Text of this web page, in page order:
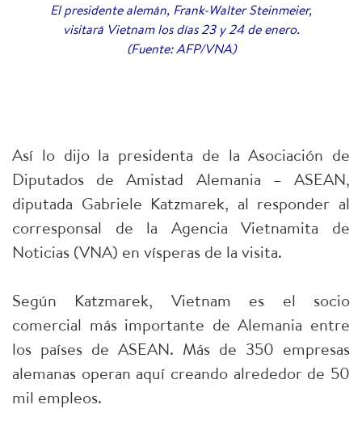
El presidente alemán, Frank-Walter Steinmeier,
visitará Vietnam los días 23 y 24 de enero.
(Fuente: AFP/VNA)
Así lo dijo la presidenta de la Asociación de
Diputados de Amistad Alemania – ASEAN,
diputada Gabriele Katzmarek, al responder al
corresponsal de la Agencia Vietnamita de
Noticias (VNA) en vísperas de la visita.
Según Katzmarek, Vietnam es el socio
comercial más importante de Alemania entre
los países de ASEAN. Más de 350 empresas
alemanas operan aquí creando alrededor de 50
mil empleos.